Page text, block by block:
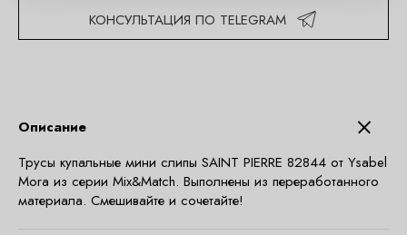
КОНСУЛЬТАЦИЯ ПО TELEGRAM
Описание
Трусы купальные мини слипы SAINT PIERRE 82844 от Ysabel
Mora из серии Mix&Match. Выполнены из переработанного
материала. Смешивайте и сочетайте!